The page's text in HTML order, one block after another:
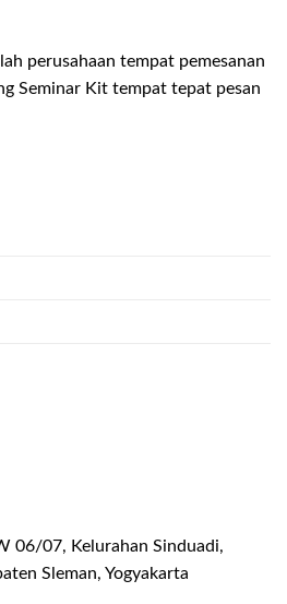
perusahaan tempat pemesanan
Seminar Kit tempat tepat pesan
06/07, Kelurahan Sinduadi,
Sleman, Yogyakarta